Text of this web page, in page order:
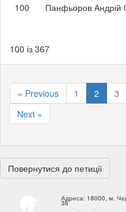
100
Панфьоров Андрій
100 із 367
« Previous 1 2 3
Next »
Повернутися до петиції
Адреса: 18000, м.
36